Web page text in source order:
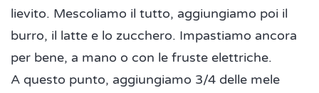
lievito. Mescoliamo il tutto, aggiungiamo poi il
burro, il latte e lo zucchero. Impastiamo ancora
per bene, a mano o con le fruste elettriche.
A questo punto, aggiungiamo 3/4 delle mele